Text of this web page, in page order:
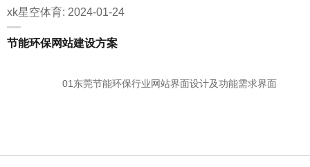
xk星空体育: 2024-01-24
节能环保网站建设方案
01东莞节能环保行业网站界面设计及功能需求界面